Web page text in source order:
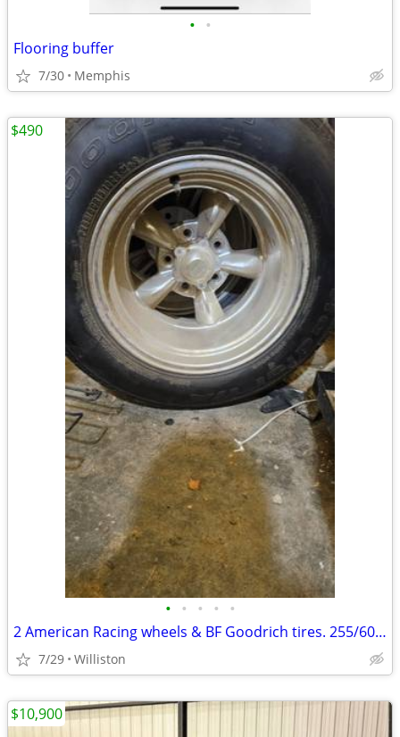
• •
Flooring buffer
7/30 Memphis
• • • • •
2 American Racing wheels & BF Goodrich tires. 255/60R15
7/29 Williston
$490
$10,900